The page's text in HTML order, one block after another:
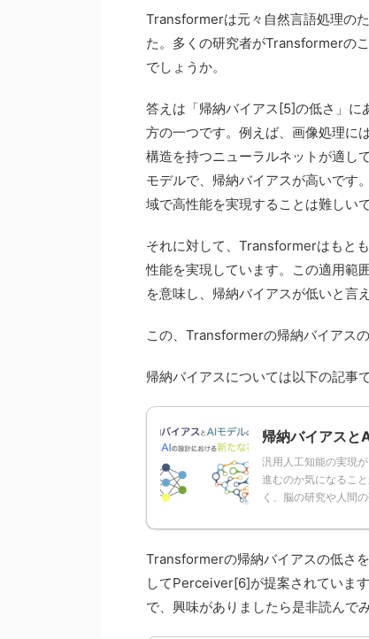
Transformerは元々自然言語処理の
た。多くの研究者がTransformerの
でしょうか。
答えは「帰納バイアス[5]の低さ」に
方の一つです。例えば、画像処理に
構造を持つニューラルネットが適し
モデルで、帰納バイアスが高いです
域で高性能を実現することは難しいで
それに対して、Transformerはもと
性能を実現しています。この適用範
を意味し、帰納バイアスが低いと言え
この、Transformerの帰納バイアス
帰納バイアスについては以下の記事
帰納バイアスと
汎用人工知能の実現
進むのか気になるこ
く、脳の研究や人間
Transformerの帰納バイアスの低さ
してPerceiver[6]が提案されていま
で、興味がありましたら是非読んで